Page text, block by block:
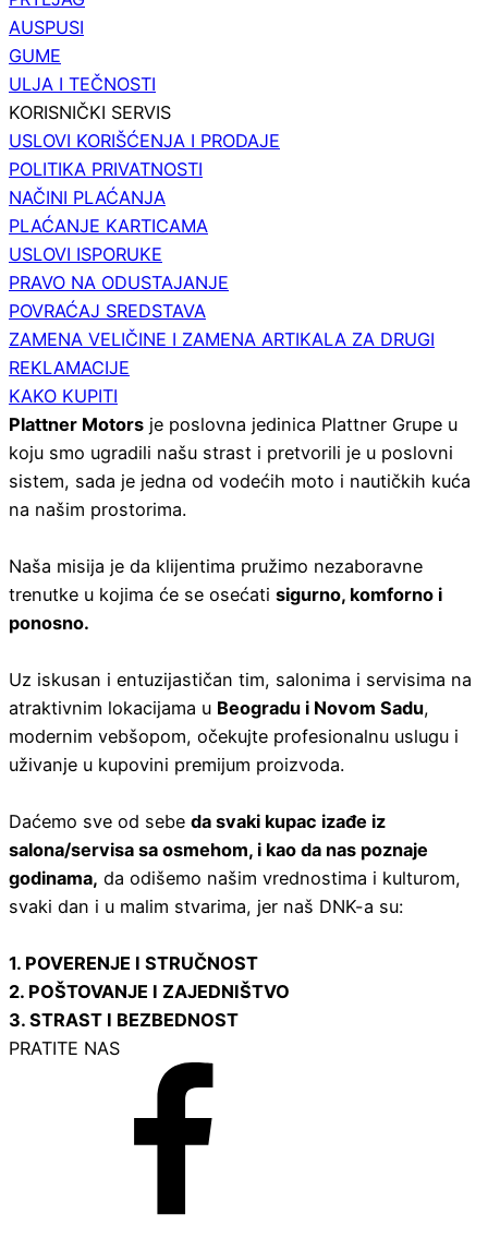
AUSPUSI
GUME
ULJA I TEČNOSTI
KORISNIČKI SERVIS
USLOVI KORIŠĆENJA I PRODAJE
POLITIKA PRIVATNOSTI
NAČINI PLAĆANJA
PLAĆANJE KARTICAMA
USLOVI ISPORUKE
PRAVO NA ODUSTAJANJE
POVRAĆAJ SREDSTAVA
ZAMENA VELIČINE I ZAMENA ARTIKALA ZA DRUGI
REKLAMACIJE
KAKO KUPITI
Plattner Motors je poslovna jedinica Plattner Grupe u
koju smo ugradili našu strast i pretvorili je u poslovni
sistem, sada je jedna od vodećih moto i nautičkih kuća
na našim prostorima.
Naša misija je da klijentima pružimo nezaboravne
trenutke u kojima će se osećati sigurno, komforno i
ponosno.
Uz iskusan i entuzijastičan tim, salonima i servisima na
atraktivnim lokacijama u Beogradu i Novom Sadu,
modernim vebšopom, očekujte profesionalnu uslugu i
uživanje u kupovini premijum proizvoda.
Daćemo sve od sebe da svaki kupac izađe iz
salona/servisa sa osmehom, i kao da nas poznaje
godinama, da odišemo našim vrednostima i kulturom,
svaki dan i u malim stvarima, jer naš DNK-a su:
1. POVERENJE I STRUČNOST
2. POŠTOVANJE I ZAJEDNIŠTVO
3. STRAST I BEZBEDNOST
PRATITE NAS